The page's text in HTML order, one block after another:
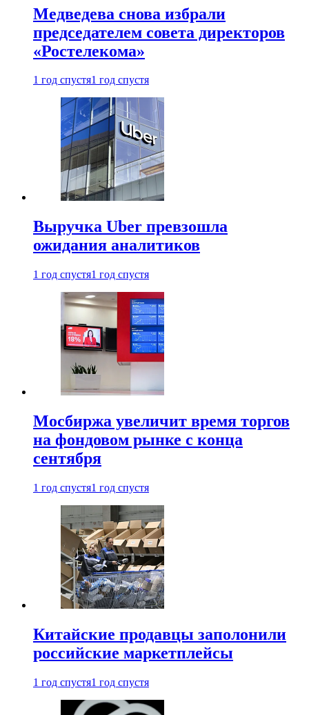
Медведева снова избрали
председателем совета директоров
«Ростелекома»
1 год спустя1 год спустя
Выручка Uber превзошла
ожидания аналитиков
1 год спустя1 год спустя
Мосбиржа увеличит время торгов
на фондовом рынке с конца
сентября
1 год спустя1 год спустя
Китайские продавцы заполонили
российские маркетплейсы
1 год спустя1 год спустя